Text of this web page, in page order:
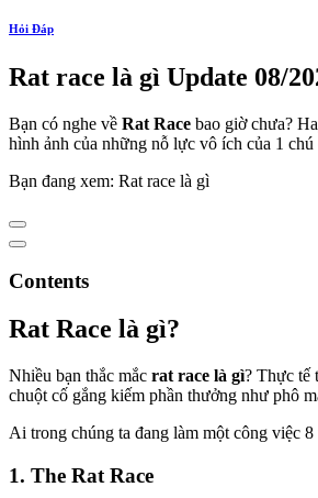
Hỏi Đáp
Rat race là gì Update 08/
Bạn có nghe về Rat Race bao giờ chưa?
hình ảnh của những nỗ lực vô ích của 1
Bạn đang xem: Rat race là gì
Contents
Rat Race là gì?
Nhiều bạn thắc mắc rat race là gì? Thực tế
chuột cố gắng kiếm phần thưởng như phô
Ai trong chúng ta đang làm một công việc
1. The Rat Race